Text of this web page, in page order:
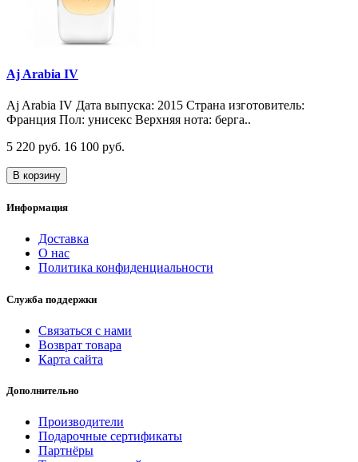
Aj Arabia IV
Aj Arabia IV Дата выпуска: 2015 Страна изготовитель:
Франция Пол: унисекс Верхняя нота: берга..
5 220 руб. 16 100 руб.
В корзину
Информация
Доставка
О нас
Политика конфиденциальности
Служба поддержки
Связаться с нами
Возврат товара
Карта сайта
Дополнительно
Производители
Подарочные сертификаты
Партнёры